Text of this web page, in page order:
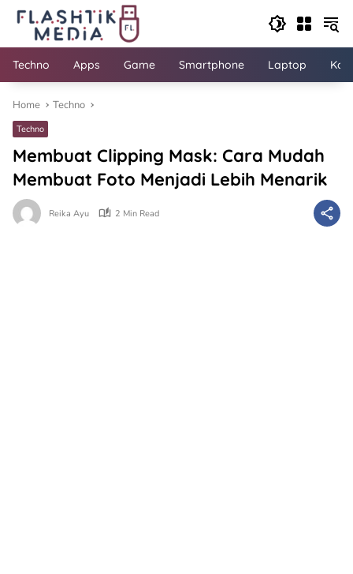
Skip
content
Techno Apps Game Smartphone Laptop
Home Techno
Techno
Membuat Clipping Mask: Cara Mudah
Membuat Foto Menjadi Lebih Menarik
Reika Ayu 2 Min Read